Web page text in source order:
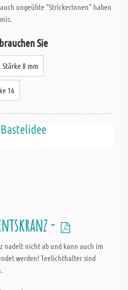
ungeübte "StrickerInnen" haben
Sie
8 mm
16
Bastelidee
-
nadelt nicht ab und kann auch im
werden! Teelichthalter sind